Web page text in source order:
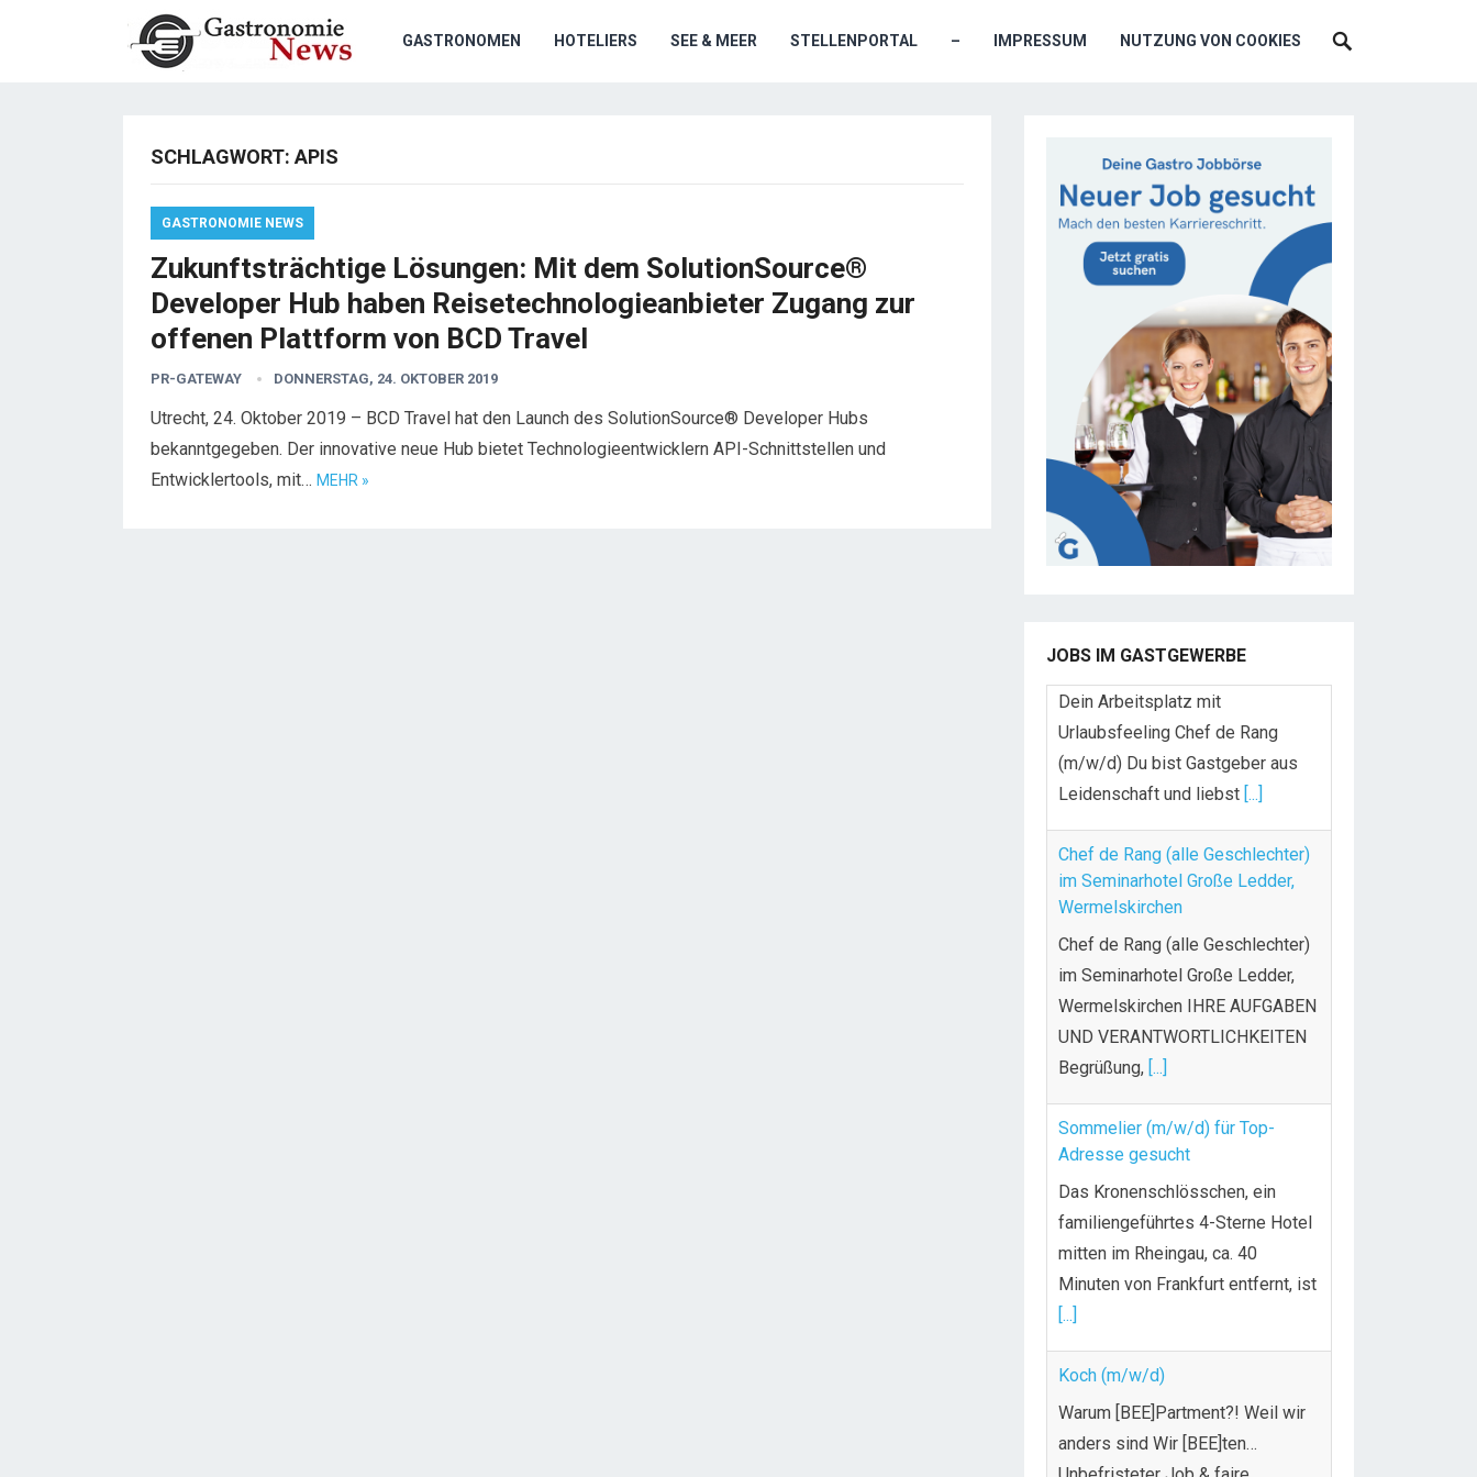
GASTRONOMEN HOTELIERS SEE & MEER STELLENPORTAL – IMPRESSUM NUTZUNG VON COOKIES
SCHLAGWORT: APIS
GASTRONOMIE NEWS
Zukunftsträchtige Lösungen: Mit dem SolutionSource®
Developer Hub haben Reisetechnologieanbieter Zugang zur
offenen Plattform von BCD Travel
PR-GATEWAY DONNERSTAG, 24. OKTOBER 2019
Utrecht, 24. Oktober 2019 – BCD Travel hat den Launch des SolutionSource® Developer Hubs
bekanntgegeben. Der innovative neue Hub bietet Technologieentwicklern API-Schnittstellen und
Entwicklertools, mit… MEHR »
JOBS IM GASTGEWERBE
Chef de Rang (alle Geschlechter)
im Seminarhotel Große Ledder,
Wermelskirchen
Chef de Rang (alle Geschlechter)
im Seminarhotel Große Ledder,
Wermelskirchen IHRE AUFGABEN
UND VERANTWORTLICHKEITEN
Sommelier (m/w/d) für Top-
Adresse gesucht
Das Kronenschlösschen, ein
familiengeführtes 4-Sterne Hotel
mitten im Rheingau, ca. 40
Minuten von Frankfurt entfernt, ist
Koch (m/w/d)
Warum [BEE]Partment?! Weil wir
Unbefristeter Job & faire
Weiterbildungsmöglichkeiten
durch[...]